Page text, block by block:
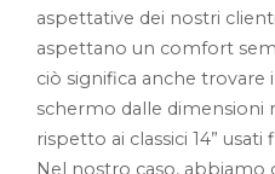
aspettative dei nostri
aspettano un comfort
ciò significa anche trovare
schermo dalle
rispetto ai classici 14”
Nel nostro caso,